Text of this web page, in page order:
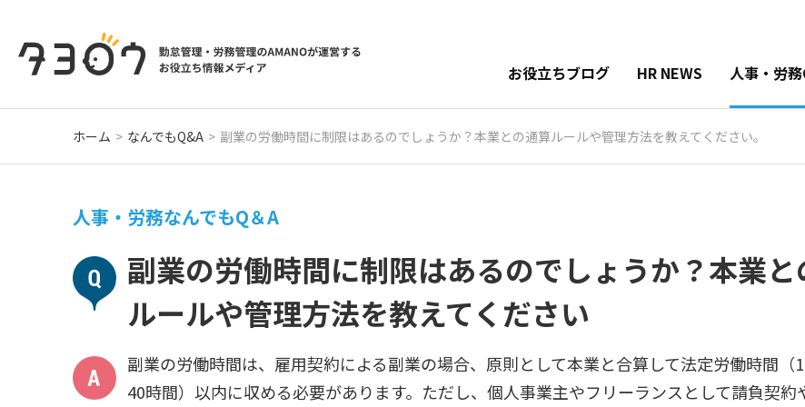
お役立ちブログ HR NEWS 人事・労
ホーム なんでもQ&A 副業の労働時間に制限はあるのでしょうか？本業との通算ルールや管理方法を教えてください。
人事・労務なんでもQ＆A
副業の労働時間に制限はあるのでしょうか？本業と
ルールや管理方法を教えてください
副業の労働時間は、雇用契約による副業の場合、原則として本業と合算して法定労働時間（
40時間）以内に収める必要があります。ただし、個人事業主やフリーランスとして請負契約